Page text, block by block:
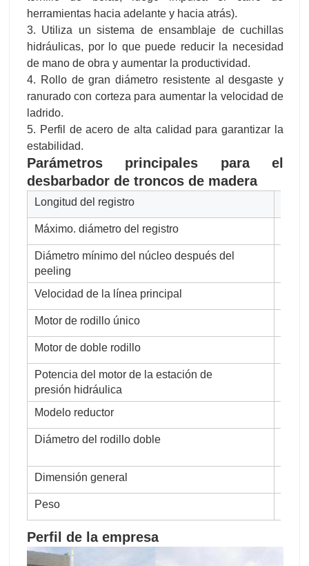
herramientas hacia adelante y hacia atrás).
3. Utiliza un sistema de ensamblaje de cuchillas
hidráulicas, por lo que puede reducir la necesidad
de mano de obra y aumentar la productividad.
4. Rollo de gran diámetro resistente al desgaste y
ranurado con corteza para aumentar la velocidad de
ladrido.
5. Perfil de acero de alta calidad para garantizar la
estabilidad.
Parámetros principales para el
desbarbador de troncos de madera
Longitud del registro
Máximo. diámetro del registro
Diámetro mínimo del núcleo después del
peeling
Velocidad de la línea principal
Motor de rodillo único
Motor de doble rodillo
Potencia del motor de la estación de
presión hidráulica
Modelo reductor
Diámetro del rodillo doble
Dimensión general
Peso
Perfil de la empresa